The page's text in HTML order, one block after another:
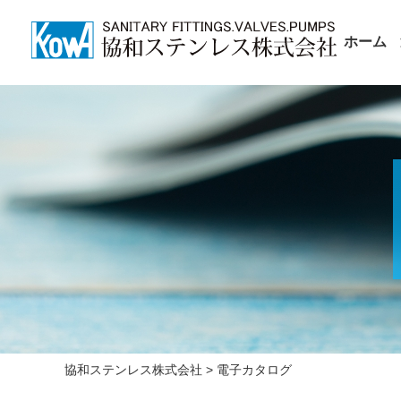
ホーム
協和ステンレス株式会社 > 電子カタログ